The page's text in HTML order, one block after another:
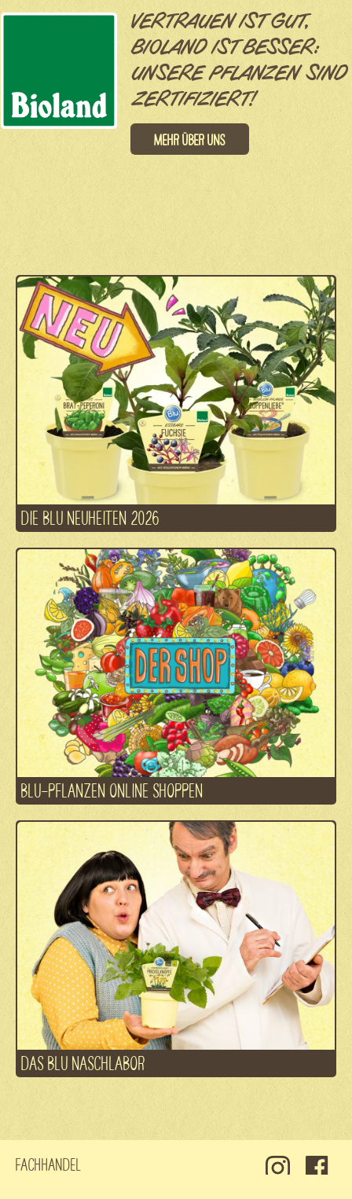
VERTRAUEN IST GUT,
BIOLAND IST BESSER:
UNSERE PFLANZEN SIND
ZERTIFIZIERT!
Mehr über uns
DIE BLU NEUHEITEN 2026
BLU-PFLANZEN ONLINE SHOPPEN
DAS BLU NASCHLABOR
Fachhandel